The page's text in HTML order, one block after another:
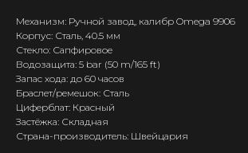
Механизм: Ручной завод, калибр Omega 9906
Корпус: Сталь, 40.5 мм
Стекло: Сапфировое
Водозащита: 5 bar (50 m/165 ft)
Запас хода: до 60 часов
Браслет/ремешок: Сталь
Циферблат: Красный
Застёжка: Складная
Страна-производитель: Швейцария